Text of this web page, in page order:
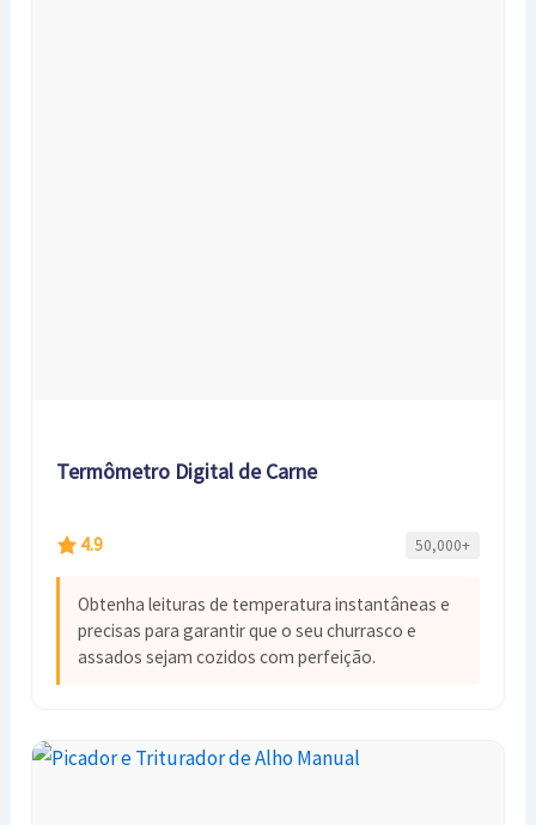
Termômetro Digital de Carne
4.9 50,000+
Obtenha leituras de temperatura instantâneas e
precisas para garantir que o seu churrasco e
assados sejam cozidos com perfeição.